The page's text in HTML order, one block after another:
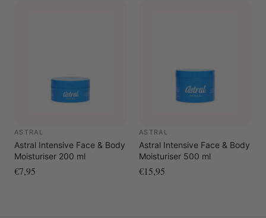
ASTRAL
Astral Intensive Face & Body
Moisturiser 200 ml
€7,95
ASTRAL
Astral Intensive Face & Body
Moisturiser 500 ml
€15,95